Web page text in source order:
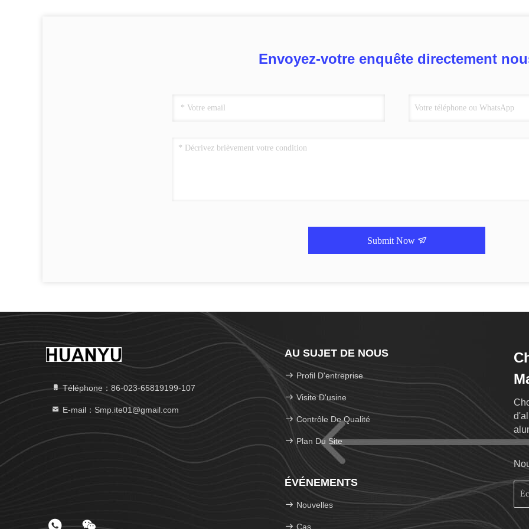
Envoyez-votre enquête directement
Submit Now
Téléphone：86-023-65819199-107
E-mail：Smp.ite01@gmail.com
AU SUJET DE NOUS
Profil D'entreprise
Visite D'usine
Contrôle De Qualité
Plan Du Site
ÉVÉNEMENTS
Nouvelles
Cas